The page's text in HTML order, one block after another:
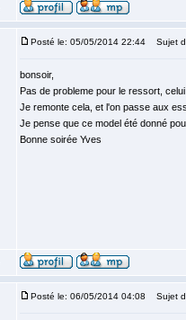
Posté le: 05/05/2014 22:44 Sujet
bonsoir,
Pas de probleme pour le ressort,
Je remonte cela, et l'on passe aux
Je pense que ce model été donné
Bonne soirée Yves
Posté le: 06/05/2014 04:08 Sujet